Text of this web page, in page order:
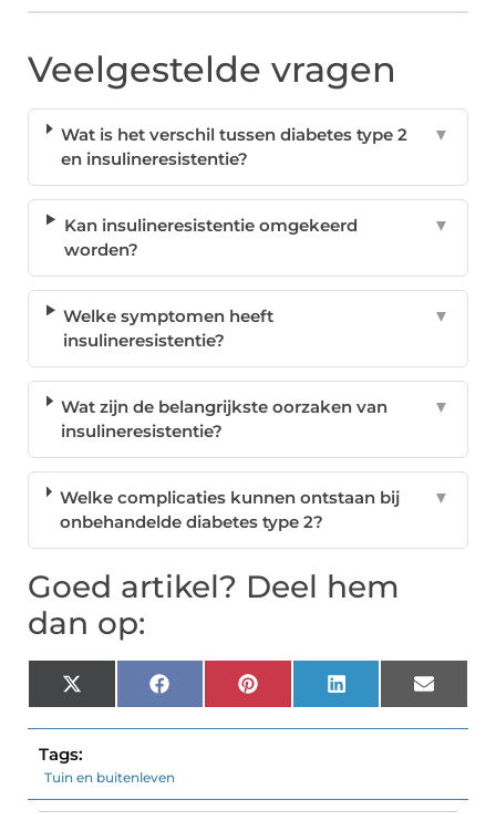
Veelgestelde vragen
Wat is het verschil tussen diabetes type 2
en insulineresistentie?
▼
Kan insulineresistentie omgekeerd
worden?
▼
Welke symptomen heeft
insulineresistentie?
▼
Wat zijn de belangrijkste oorzaken van
insulineresistentie?
▼
Welke complicaties kunnen ontstaan bij
onbehandelde diabetes type 2?
▼
Goed artikel? Deel hem
dan op:
X
(Twitter)
FacebookPinterest LinkedIn Email
Tags:
Tuin en buitenleven